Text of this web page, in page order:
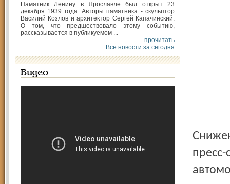
Памятник Ленину в Ярославле был открыт 23
декабря 1939 года. Авторы памятника - скульптор
Василий Козлов и архитектор Сергей Капачинский.
О том, что предшествовало этому событию,
рассказывается в публикуемом ...
прочитать
Все новости за сегодня
Видео
Снижение производства на 8,4 процента, как сообщает